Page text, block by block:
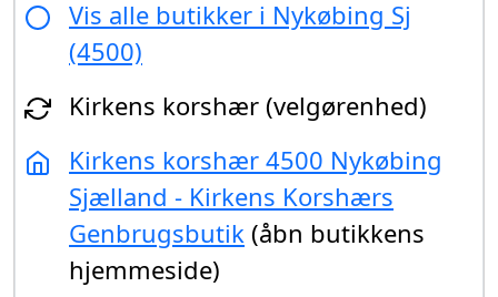
Vis alle butikker i Nykøbing Sj
(4500)
Kirkens korshær (velgørenhed)
Kirkens korshær 4500 Nykøbing
Sjælland - Kirkens Korshærs
Genbrugsbutik (åbn butikkens
hjemmeside)